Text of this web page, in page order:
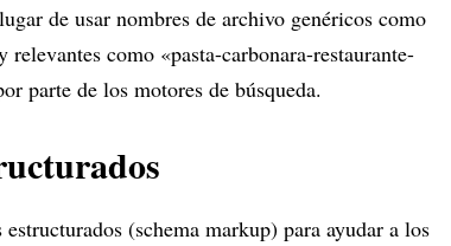
de usar nombres de archivo genéricos como
como «pasta-carbonara-restaurante-
parte de los motores de búsqueda.
(schema markup) para ayudar a los